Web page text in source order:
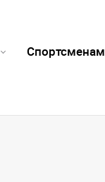
Спортсменам